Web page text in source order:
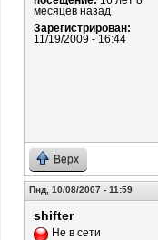
месяцев назад
Зарегистрирован:
11/19/2009 - 16:44
Верх
Пнд, 10/08/2007 - 11:59
shifter
Не в сети